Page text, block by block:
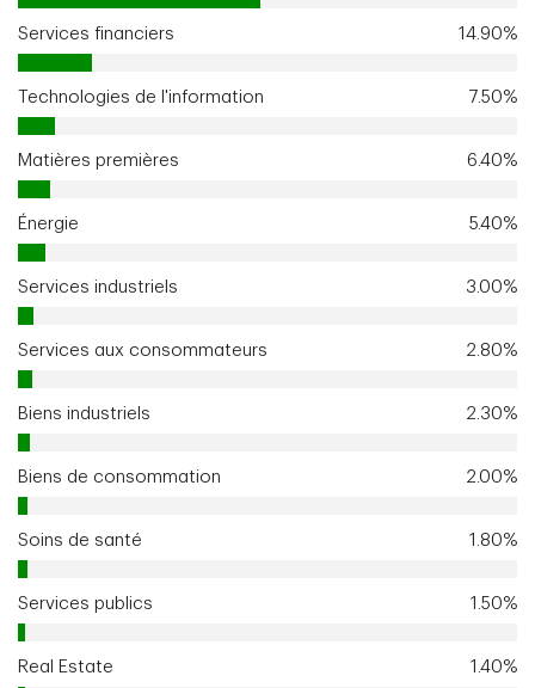
Services financiers 14.90%
Technologies de l'information 7.50%
Matières premières 6.40%
Énergie 5.40%
Services industriels 3.00%
Services aux consommateurs 2.80%
Biens industriels 2.30%
Biens de consommation 2.00%
Soins de santé 1.80%
Services publics 1.50%
Real Estate 1.40%